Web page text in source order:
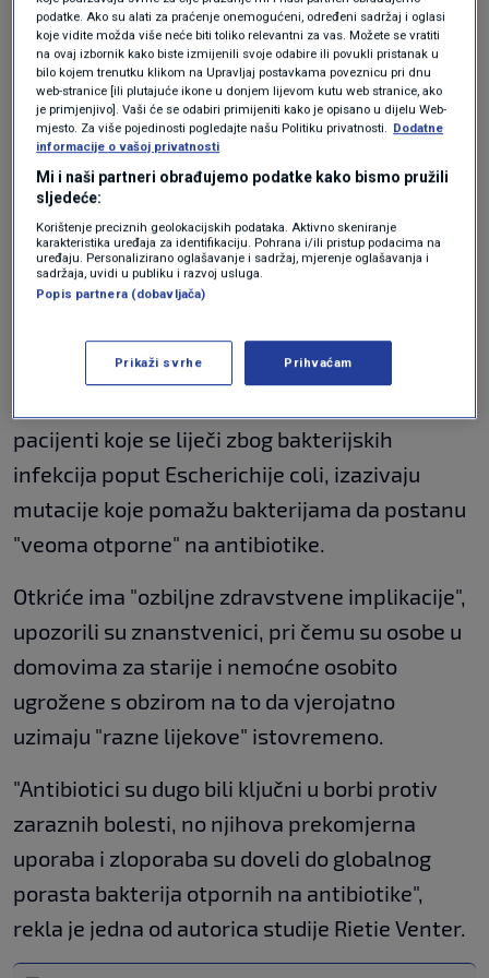
Liječnica objasnila kada popiti
aspirin, paracetamol i ibuprofen
ZDRAVLJE 20. lip.
Otkriven novi učinak ibuprofena?
VIJESTI 31. ožu.
Autori upozoravaju pacijente i liječnike da
"pomno razmotre rizike korištenja različitih
lijekova", a naročito kada se propisuju za
Tim istraživača je rekao da paracetamol ili
pacijenti koje se liječi zbog bakterijskih
infekcija poput Escherichije coli, izazivaju
mutacije koje pomažu bakterijama da postanu
"veoma otporne" na antibiotike.
Otkriće ima "ozbiljne zdravstvene implikacije",
upozorili su znanstvenici, pri čemu su osobe u
domovima za starije i nemoćne osobito
ugrožene s obzirom na to da vjerojatno
uzimaju "razne lijekove" istovremeno.
"Antibiotici su dugo bili ključni u borbi protiv
zaraznih bolesti, no njihova prekomjerna
uporaba i zloporaba su doveli do globalnog
porasta bakterija otpornih na antibiotike",
rekla je jedna od autorica studije Rietie Venter.
podatke. Ako su alati za praćenje onemogućeni, određeni sadržaj i oglasi
koje vidite možda više neće biti toliko relevantni za vas. Možete se vratiti
na ovaj izbornik kako biste izmijenili svoje odabire ili povukli pristanak u
bilo kojem trenutku klikom na Upravljaj postavkama poveznicu pri dnu
web-stranice [ili plutajuće ikone u donjem lijevom kutu web stranice, ako
je primjenjivo]. Vaši će se odabiri primijeniti kako je opisano u dijelu Web-
mjesto. Za više pojedinosti pogledajte našu Politiku privatnosti.
Dodatne
informacije o vašoj privatnosti
Mi i naši partneri obrađujemo podatke kako bismo pružili
sljedeće:
Korištenje preciznih geolokacijskih podataka. Aktivno skeniranje
karakteristika uređaja za identifikaciju. Pohrana i/ili pristup podacima na
uređaju. Personalizirano oglašavanje i sadržaj, mjerenje oglašavanja i
sadržaja, uvidi u publiku i razvoj usluga.
Popis partnera (dobavljača)
Prikaži svrhe Prihvaćam